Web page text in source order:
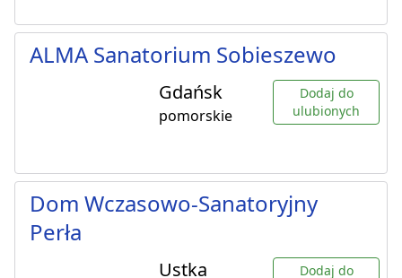
ALMA Sanatorium Sobieszewo
Gdańsk
pomorskie
Dodaj do
ulubionych
Dom Wczasowo-Sanatoryjny
Perła
Ustka
Dodaj do